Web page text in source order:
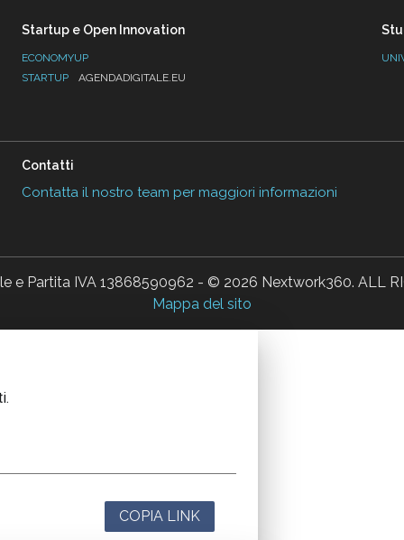
Startup e Open Innovation
ECONOMYUP
STARTUP
AGENDADIGITALE.EU
Contatti
Contatta il nostro team per maggiori informazioni
e Partita IVA 13868590962 - © 2026 Nextwork360. ALL
Mappa del sito
COPIA LINK